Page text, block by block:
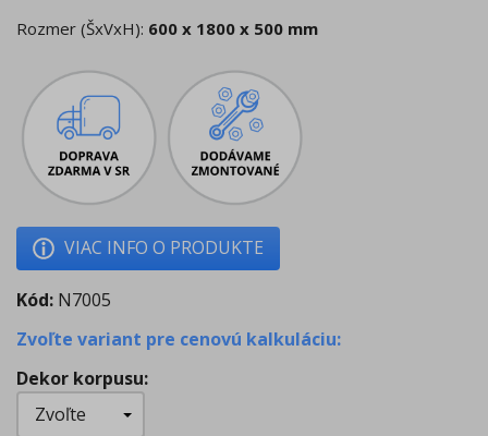
Rozmer (ŠxVxH): 600 x 1800 x 500 mm
VIAC INFO O PRODUKTE
Kód: N7005
Zvoľte variant pre cenovú kalkuláciu:
Dekor korpusu: